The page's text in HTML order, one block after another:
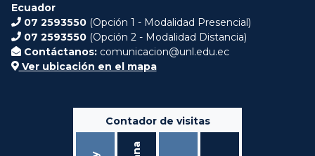
Ecuador
07 2593550 (Opción 1 - Modalidad Presencial)
07 2593550 (Opción 2 - Modalidad Distancia)
Contáctanos: comunicacion@unl.edu.ec
Ver ubicación en el mapa
Contador de visitas